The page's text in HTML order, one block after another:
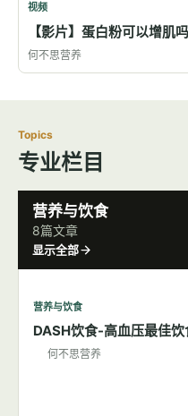
视频
【影片】蛋白粉可以增肌吗
何不思营养
Topics
专业栏目
营养与饮食
8篇文章
显示全部
营养与饮食
DASH饮食-高血压最佳饮
何不思营养